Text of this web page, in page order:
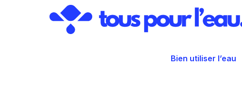
Bien utiliser l’eau